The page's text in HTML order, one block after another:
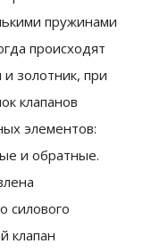
пружинами
происходят
золотник, при
клапанов
элементов:
и обратные.
силового
клапан